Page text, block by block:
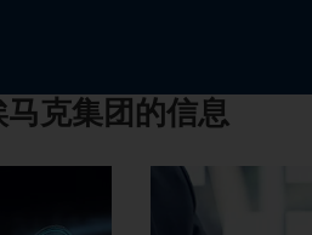
克集团的信息